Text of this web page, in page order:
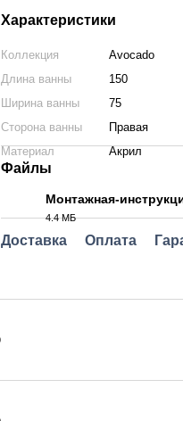
Характеристики
Коллекция
Avocado
Длина ванны
150
Ширина ванны
75
Сторона ванны
Правая
Материал
Акрил
Файлы
Монтажная-
4.4 МБ
Доставка Оплата